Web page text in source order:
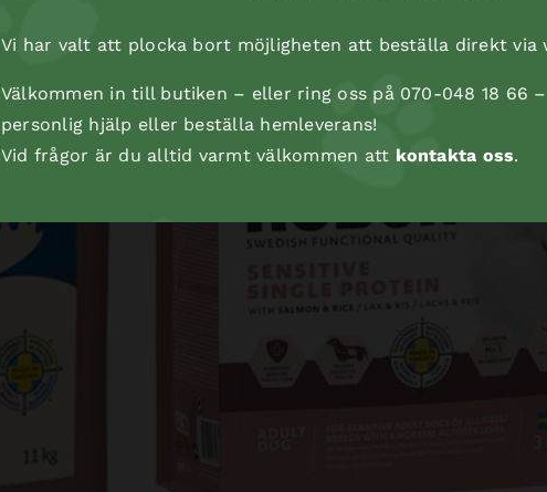
Vi har valt att plocka bort möjligheten att beställa direkt via
Välkommen in till butiken – eller ring oss på 070-048 18 66
personlig hjälp eller beställa hemleverans!
Vid frågor är du alltid varmt välkommen att kontakta oss.